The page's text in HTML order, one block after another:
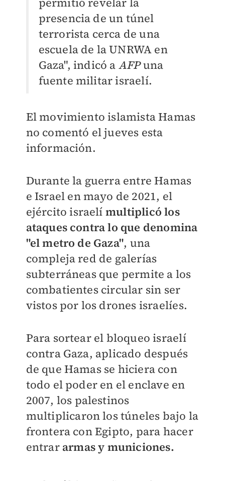
presencia de un túnel
terrorista cerca de una
escuela de la UNRWA en
Gaza", indicó a AFPuna
fuente militar israelí.
El movimiento islamista Hamas
no comentó el jueves esta
información.
Durante la guerra entre Hamas
e Israel en mayo de 2021, el
ejército israelí multiplicó los
ataques contra lo que denomina
"el metro de Gaza", una
compleja red de galerías
subterráneas que permite a los
combatientes circular sin ser
vistos por los drones israelíes.
Para sortear el bloqueo israelí
contra Gaza, aplicado después
de que Hamas se hiciera con
todo el poder en el enclave en
2007, los palestinos
multiplicaron los túneles bajo la
frontera con Egipto, para hacer
entrar armas y municiones.